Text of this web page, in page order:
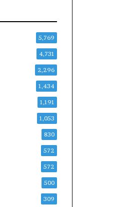
5,769
4,731
2,296
1,434
1,191
1,053
830
572
572
500
309